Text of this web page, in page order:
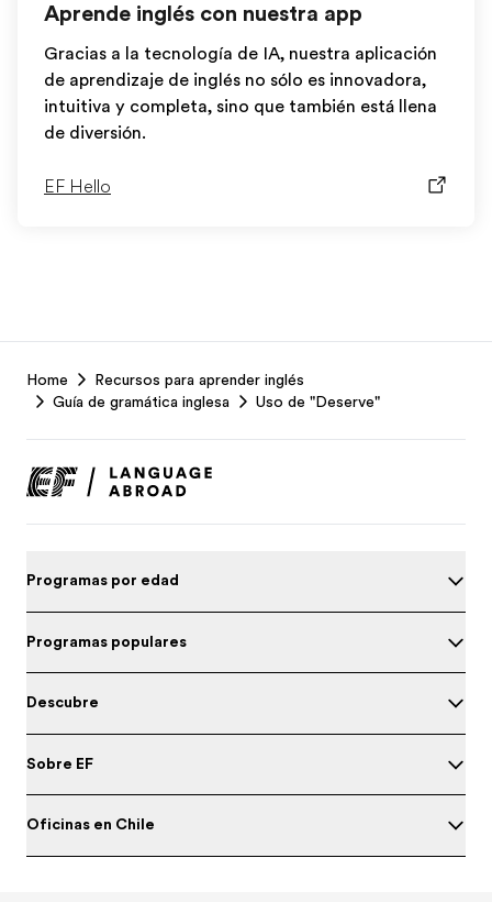
Aprende inglés con nuestra app
Gracias a la tecnología de IA, nuestra aplicación
de aprendizaje de inglés no sólo es innovadora,
intuitiva y completa, sino que también está llena
de diversión.
EF Hello
Footer
Home
Recursos para aprender inglés
Guía de gramática inglesa
Uso de "Deserve"
Programas por edad
Programas populares
Descubre
Sobre EF
Oficinas en Chile